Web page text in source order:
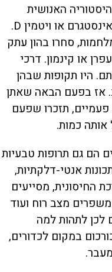
האנושית
הרבה לפני שהיה לנו מושג מה זה אינסטגרם או ויטמין D.
סחרו בהון עתק
או קינמון. דרכי
היו תקופות שבהן
אז בפעם הבאה שאתן
פעמיים, תזכרו שפעם
אותה כמות.
הם גם תרופות טבעיות
אנטי-דלקתיות,
החיסונית, מסייעים
מצב רוח ועוד
לכן לתהות למה
במקום לכדורים,